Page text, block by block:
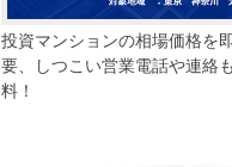
投資マンションの相場価格を
要、しつこい営業電話や連絡
料！